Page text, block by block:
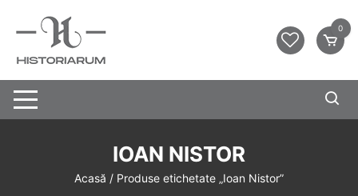
0
IOAN NISTOR
Acasă / Produse etichetate „Ioan Nistor”